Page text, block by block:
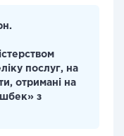
послуг, на
отримані на
з